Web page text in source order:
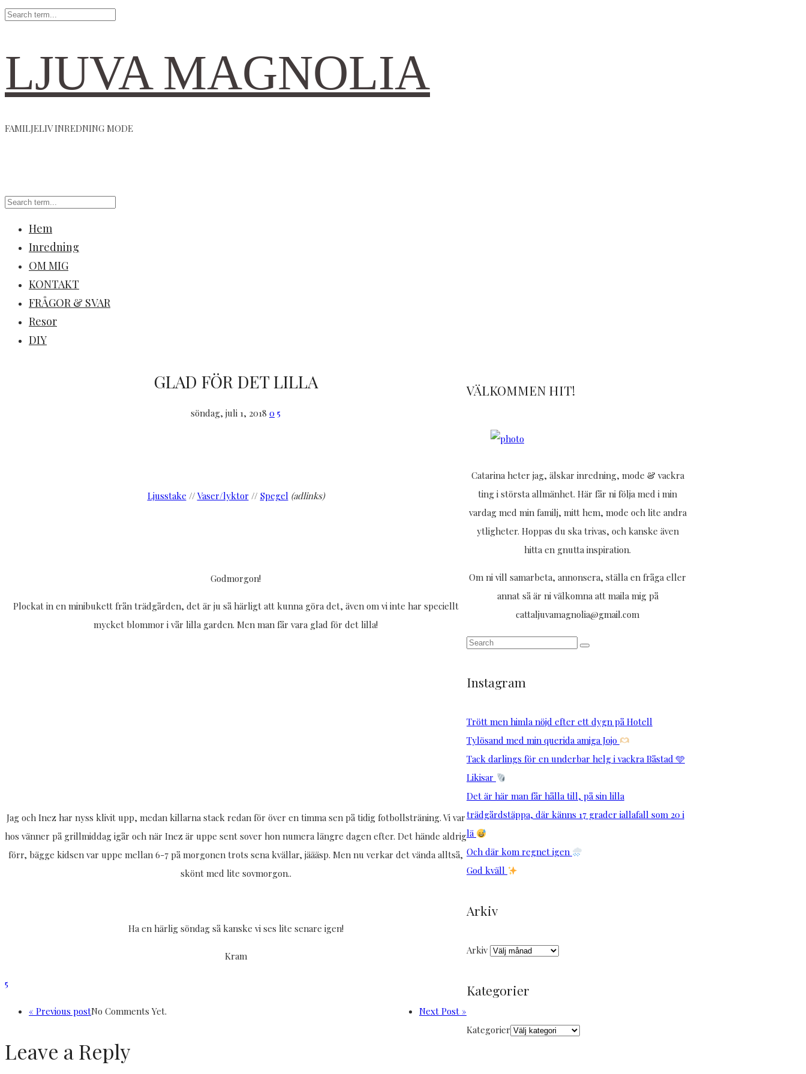
LJUVA MAGNOLIA
FAMILJELIV INREDNING MODE
Hem
Inredning
OM MIG
KONTAKT
FRÅGOR & SVAR
Resor
DIY
GLAD FÖR DET LILLA
söndag, juli 1, 2018 0 5
Ljusstake // Vaser/lyktor // Spegel (adlinks)
Godmorgon!
Plockat in en minibukett från trädgården, det är ju så härligt att kunna göra det, även om vi inte har speciellt
mycket blommor i vår lilla garden. Men man får vara glad för det lilla!
Jag och Inez har nyss klivit upp, medan killarna stack redan för över en timma sen på tidig fotbollsträning. Vi var
hos vänner på grillmiddag igår och när Inez är uppe sent sover hon numera längre dagen efter. Det hände aldrig
förr, bägge kidsen var uppe mellan 6-7 på morgonen trots sena kvällar, jäääsp. Men nu verkar det vända alltså,
skönt med lite sovmorgon..
Ha en härlig söndag så kanske vi ses lite senare igen!
Kram
5
« Previous post Next Post »
No Comments Yet.
Leave a Reply
VÄLKOMMEN HIT!
Catarina heter jag, älskar inredning, mode & vackra
ting i största allmänhet. Här får ni följa med i min
vardag med min familj, mitt hem, mode och lite andra
ytligheter. Hoppas du ska trivas, och kanske även
hitta en gnutta inspiration.
Om ni vill samarbeta, annonsera, ställa en fråga eller
annat så är ni välkomna att maila mig på
cattaljuvamagnolia@gmail.com
Instagram
Trött men himla nöjd efter ett dygn på Hotell
Tylösand med min querida amiga Jojo
Tack darlings för en underbar helg i vackra Båstad 🩵
Likisar
Det är här man får hålla till, på sin lilla
trädgårdstäppa, där känns 17 grader iallafall som 20 i
lä
Och där kom regnet igen
God kväll
Arkiv
Arkiv
Kategorier
Kategorier